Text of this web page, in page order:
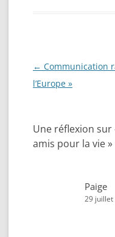
Navigation
des
← Communication
l’Europe »
Une réflexion sur
amis pour la vie
Paige
29 juillet